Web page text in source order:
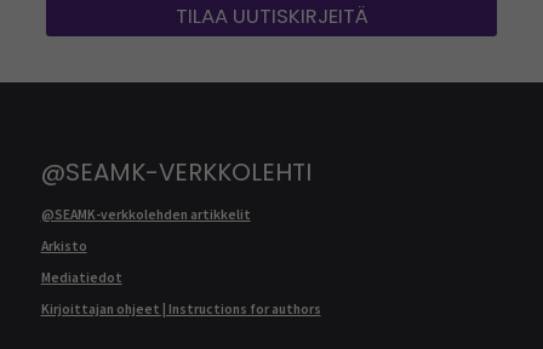
TILAA UUTISKIRJEITÄ
@SEAMK-VERKKOLEHTI
@SEAMK-verkkolehden artikkelit
Arkisto
Mediatiedot
Kirjoittajan ohjeet | Instructions for authors